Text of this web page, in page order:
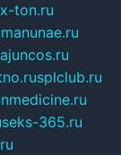
x-ton.ru
manunae.ru
splclub.ru
seks-365.ru